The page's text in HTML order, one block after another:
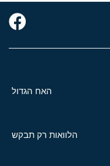
האח הגדול
הלוואות רק תבקש